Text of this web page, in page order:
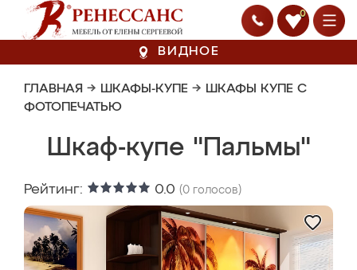
0
ВИДНОЕ
ГЛАВНАЯ → ШКАФЫ-КУПЕ → ШКАФЫ КУПЕ С
ФОТОПЕЧАТЬЮ
Шкаф-купе "Пальмы"
Рейтинг: 0.0 (0 голосов)